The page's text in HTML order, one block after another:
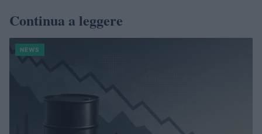
Continua a leggere
NEWS